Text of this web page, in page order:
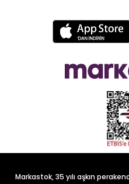
Markastok, 35 yılı aşkın